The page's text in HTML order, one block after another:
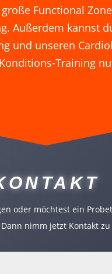
Functional
Außerdem kannst
und unseren
Training
oder möchtest ein
nimm jetzt Kontakt